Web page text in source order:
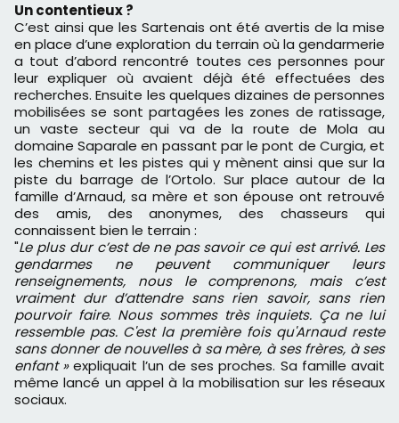
Un contentieux ?
C’est ainsi que les Sartenais ont été avertis de la mise
en place d’une exploration du terrain où la gendarmerie
a tout d’abord rencontré toutes ces personnes pour
leur expliquer où avaient déjà été effectuées des
recherches. Ensuite les quelques dizaines de personnes
mobilisées se sont partagées les zones de ratissage,
un vaste secteur qui va de la route de Mola au
domaine Saparale en passant par le pont de Curgia, et
les chemins et les pistes qui y mènent ainsi que sur la
piste du barrage de l’Ortolo. Sur place autour de la
famille d’Arnaud, sa mère et son épouse ont retrouvé
des amis, des anonymes, des chasseurs qui
connaissent bien le terrain :
"Le plus dur c’est de ne pas savoir ce qui est arrivé. Les
gendarmes ne peuvent communiquer leurs
renseignements, nous le comprenons, mais c’est
vraiment dur d’attendre sans rien savoir, sans rien
pourvoir faire. Nous sommes très inquiets. Ça ne lui
ressemble pas. C'est la première fois qu'Arnaud reste
sans donner de nouvelles à sa mère, à ses frères, à ses
enfant »expliquait l’un de ses proches. Sa famille avait
même lancé un appel à la mobilisation sur les réseaux
sociaux.